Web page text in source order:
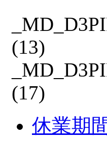
(13)
(17)
休業期